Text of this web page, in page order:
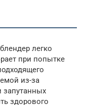
легко
при попытке
из-за
запутанных
здорового